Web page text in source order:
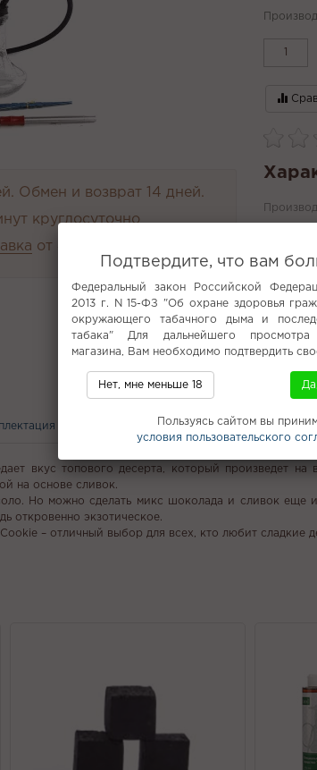
Обмен и возврат 14 дней.
круглосуточно
от 4000 руб.
Варианты
Все
Кальяны
Duall POD
Похожие товары С этим покупают
вкус топового десерта, который произведет
на основе сливок.
Но можно сделать микс шоколада и сливок
откровенно экзотическое.
– отличный выбор для всех, кто любит сладкие
Подтвердите, что вам
Федеральный закон Российской
2013 г. N 15-ФЗ "Об охране здоровья
окружающего табачного дыма и
табака" Для дальнейшего просмотра
магазина, Вам необходимо подтвердить
Нет, мне меньше 18
Пользуясь сайтом вы
условия пользовательского